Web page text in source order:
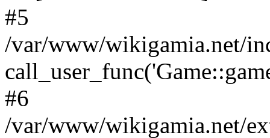
#5
/var/www/wikigamia.net/
#6
/var/www/wikigamia.net/